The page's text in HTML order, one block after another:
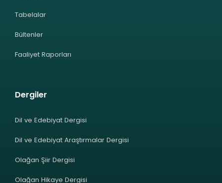
Tabelalar
Bültenler
Faaliyet Raporları
Dergiler
Dil ve Edebiyat Dergisi
Dil ve Edebiyat Araştırmalar Dergisi
Olağan Şiir Dergisi
Olağan Hikaye Dergisi